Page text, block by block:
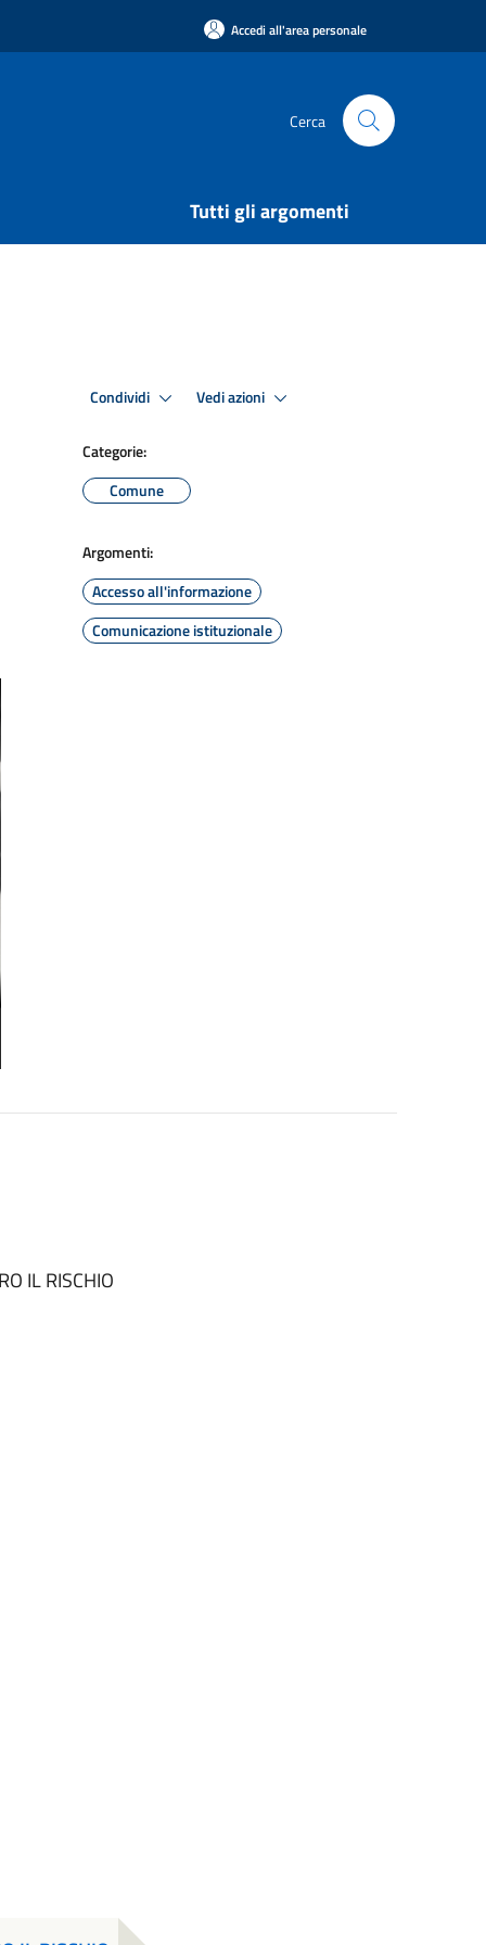
Accedi all'area personale
Cerca
Tutti gli argomenti
Condividi Vedi azioni
Categorie:
Comune
Argomenti:
Accesso all'informazione
Comunicazione istituzionale
IL RISCHIO